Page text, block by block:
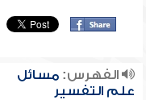
الفهرس:مسائل
علم التفسير